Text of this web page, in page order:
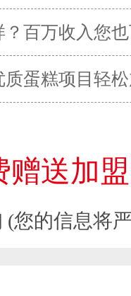
百万收入您
蛋糕项目轻
赠送加
(您的信息将